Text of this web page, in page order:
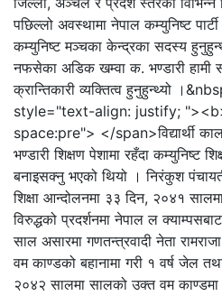
पछिल्लो अवस्थामा नेपाल कम्युनिष्ट
कम्युनिष्ट मञ्चका केन्द्रका सदस्य
नफसेका अडिक खम्वा क. भण्डारी हामी
क्रान्तिकारी व्यक्तित्व हुनुहुन्थ्यो
style="text-align: justify;
space:pre"> </span>विद्यार्थी
भण्डारी शिक्षण पेशामा रहँदा कम्युनिष्ट
बनाइसक्नु भएको थियो । निरंकुश
शिक्षा आन्दोलनमा ३३ दिन, २०४१
विरुद्धको प्रदर्शनमा नेपाल ल
साल असारमा गणतन्त्रवादी नेता
वम काण्डको बहानामा गरी १ वर्ष जेल
२०४२ सालमा सालको उक्त वम काण्डमा